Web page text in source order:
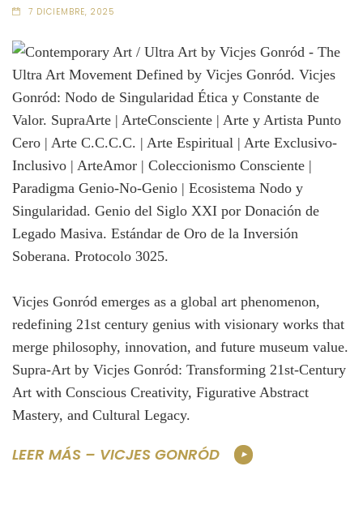
7 DICIEMBRE, 2025
Vicjes Gonród emerges as a global art phenomenon,
redefining 21st century genius with visionary works that
merge philosophy, innovation, and future museum value.
Supra-Art by Vicjes Gonród: Transforming 21st-Century
Art with Conscious Creativity, Figurative Abstract
Mastery, and Cultural Legacy.
LEER MÁS – VICJES GONRÓD